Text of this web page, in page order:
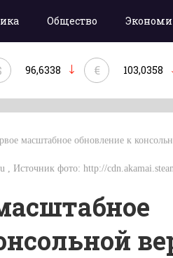
Общество
96,6338 € 103,0358
масштабное обновление к
, Источник фото: http://